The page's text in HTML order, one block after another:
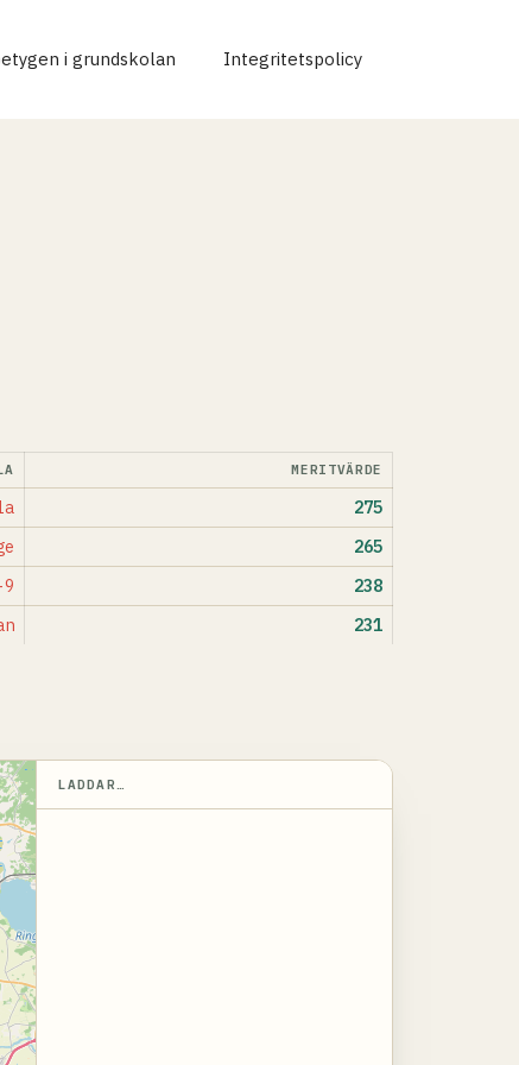
i grundskolan Integritetspolicy
MERITVÄRDE
275
265
238
231
LADDAR…